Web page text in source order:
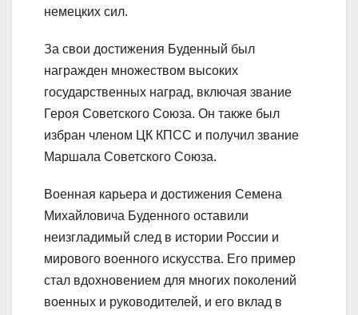
немецких сил.
За свои достижения Буденный был
награжден множеством высоких
государственных наград, включая звание
Героя Советского Союза. Он также был
избран членом ЦК КПСС и получил звание
Маршала Советского Союза.
Военная карьера и достижения Семена
Михайловича Буденного оставили
неизгладимый след в истории России и
мирового военного искусства. Его пример
стал вдохновением для многих поколений
военных и руководителей, и его вклад в